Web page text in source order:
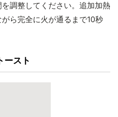
調整してください。追加加熱
ら完全に火が通るまで10秒
ースト